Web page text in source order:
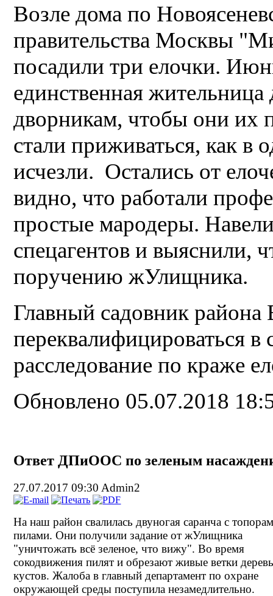
Возле дома по
правительства Москвы
посадили три елочки.
единственная
дворникам, чтобы они их
стали приживаться, как в
исчезли. Остались от
видно, что работали
простые мародеры.
спецагентов и выяснили,
поручению жУлищника.
Главный садовник
переквалифицироваться в
расследование по краже
Обновлено 05.07.2018
Ответ ДПиООС по зеленым
27.07.2017 09:30 Admin2
На наш район свалилась двуногая саранча с
пилами. Они получили задание от жУлищника
"уничтожать всё зеленое, что вижу". Во время
сокодвижения пилят и обрезают живые ветки
кустов. Жалоба в главный департамент по охране
окружающей среды поступила незамедлительно.